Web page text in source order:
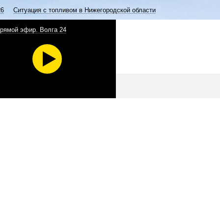
Ситуация с топливом в Нижегородской области
эфир. Волга 24